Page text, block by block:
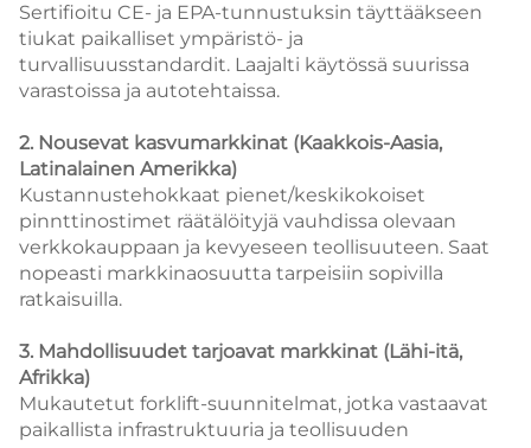
Sertifioitu CE- ja EPA-tunnustuksin täyttääkseen
tiukat paikalliset ympäristö- ja
turvallisuusstandardit. Laajalti käytössä suurissa
varastoissa ja autotehtaissa.
2. Nousevat kasvumarkkinat (Kaakkois-Aasia,
Latinalainen Amerikka)
Kustannustehokkaat pienet/keskikokoiset
pinnttinostimet räätälöityjä vauhdissa olevaan
verkkokauppaan ja kevyeseen teollisuuteen. Saat
nopeasti markkinaosuutta tarpeisiin sopivilla
ratkaisuilla.
3. Mahdollisuudet tarjoavat markkinat (Lähi-itä,
Afrikka)
Mukautetut forklift-suunnitelmat, jotka vastaavat
paikallista infrastruktuuria ja teollisuuden